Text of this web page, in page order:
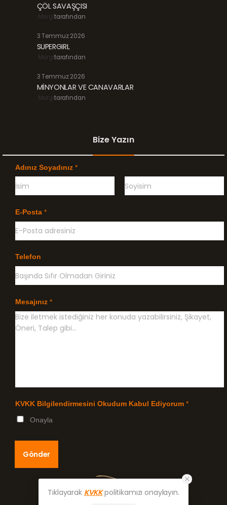
ÇÖL SAVAŞÇISI
Margitarafından
3 Temmuz 2026
SUPERGIRL
Margitarafından
3 Temmuz 2026
MİNYONLAR VE CANAVARLAR
Margitarafından
Bize Yazın
Adınız Soyadınız *
c
e
i
l
e
E-Posta *
Telefon
Mesajınız *
KVKK Bilgilendirmesini Okudum Kabul Ediyorum *
Onayla
Gönder
Tıklayarak KVKKpolitikamızı onaylayın.